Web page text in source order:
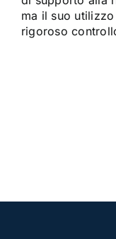
ma il suo
rigoroso